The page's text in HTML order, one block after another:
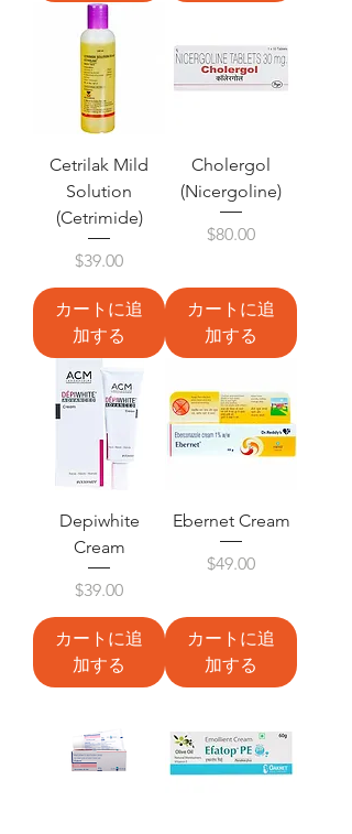
Cetrilak Mild
Solution
(Cetrimide)
価格
$39.00
カートに追
加する
Cholergol
(Nicergoline)
価格
$80.00
カートに追
加する
Depiwhite
Cream
価格
$39.00
カートに追
加する
Ebernet Cream
価格
$49.00
カートに追
加する